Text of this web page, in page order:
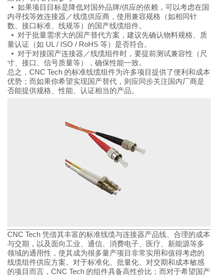
• 如果项目目标是降低对国外品牌/供应的依赖，可以考虑在国
内寻找等效连接器／线缆供应商，使用兼容规格（如相同针
数、接口标准、线规等）的国产线缆组件。
• 对于批量需求大的国产替代方案，建议先确认物料规格、质
量认证（如 UL / ISO / RoHS 等）是否符合。
• 对于对接国产连接器／线缆组件时，要提前测试兼容性（尺
寸、接口、信号质量等），确保性能一致。
总之，CNC Tech 的标准线缆组件为许多项目提供了便利和成本
优势；而如果你希望实现国产替代，则应同步关注国内厂商是
否能提供规格、性能、认证相当的产品。
CNC Tech 凭借其丰富的标准线缆与连接器产品线、合理的成本
与交期，以及面向工业、通信、消费电子、医疗、新能源等多
领域的通用性，使其成为很多量产项目非常实用和值得考虑的
线缆组件供应方案。对于标准化、批量化、对交期和成本敏感
的项目而言，CNC Tech 的组件具备高性价比；而对于希望国产